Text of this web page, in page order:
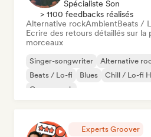
Spécialiste Son
> 1100 feedbacks réalisés
Alternative rockAmbientBeats /
Ecrire des retours détaillés sur la
morceaux
Singer-songwriter Alternative
Beats / Lo-fi
Blues Chill / Lo-fi
Garage rock
Experts Groover